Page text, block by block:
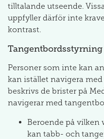
tilltalande utseende.
uppfyller därför inte
kontrast.
Tangentbordsstyrning
Personer som inte kan
kan istället navigera
beskrivs de brister på
navigerar med
Beroende på vilken
kan tabb- och